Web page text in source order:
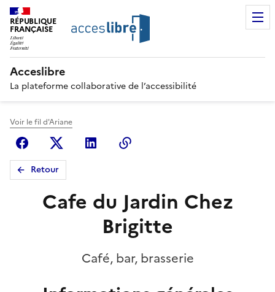
RÉPUBLIQUE
FRANÇAISE
Acceslibre
La plateforme collaborative de l’accessibilité
Voir le fil d'Ariane
FacebookX (anciennement Twitter)
Linkedin
Retour
Cafe du Jardin Chez
Brigitte
Café, bar, brasserie